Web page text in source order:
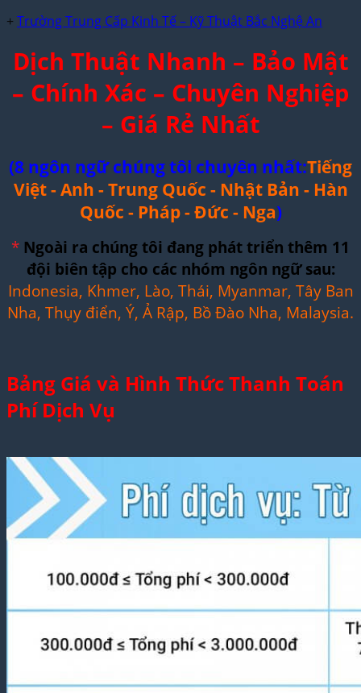
+ Trường Trung Cấp Kinh Tế – Kỹ Thuật Bắc Nghệ An
Dịch Thuật Nhanh – Bảo Mật
– Chính Xác – Chuyên Nghiệp
– Giá Rẻ Nhất
(8 ngôn ngữ chúng tôi chuyên nhất:Tiếng
Việt - Anh - Trung Quốc - Nhật Bản - Hàn
Quốc - Pháp - Đức - Nga)
* Ngoài ra chúng tôi đang phát triển thêm 11
đội biên tập cho các nhóm ngôn ngữ sau:
Indonesia, Khmer, Lào, Thái, Myanmar, Tây Ban
Nha, Thụy điển, Ý, Ả Rập, Bồ Đào Nha, Malaysia.
Bảng Giá và Hình Thức Thanh Toán
Phí Dịch Vụ